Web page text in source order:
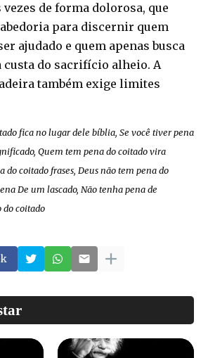
vezes de forma dolorosa, que
para discernir quem
ajudado e quem apenas busca
custa do sacrifício alheio. A
também exige limites
fica no lugar dele bíblia, Se você tiver pena
Quem tem pena do coitado vira
do coitado frases, Deus não tem pena do
De um lascado, Não tenha pena de
do coitado